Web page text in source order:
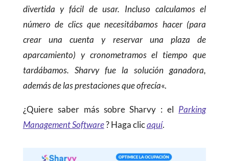
divertida y fácil de usar. Incluso calculamos el
número de clics que necesitábamos hacer (para
crear una cuenta y reservar una plaza de
aparcamiento) y cronometramos el tiempo que
tardábamos. Sharvy fue la solución ganadora,
además de las prestaciones que ofrecía«.
¿Quiere saber más sobre Sharvy : el Parking
Management Software? Haga clicaquí.